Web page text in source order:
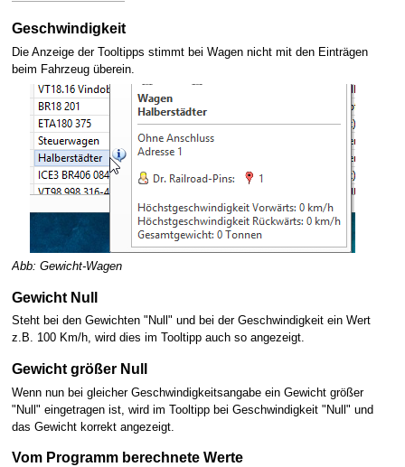
Geschwindigkeit
Die Anzeige der Tooltipps stimmt bei Wagen nicht mit den Einträgen
beim Fahrzeug überein.
Abb: Gewicht-Wagen
Gewicht Null
Steht bei den Gewichten "Null" und bei der Geschwindigkeit ein Wert
z.B. 100 Km/h, wird dies im Tooltipp auch so angezeigt.
Gewicht größer Null
Wenn nun bei gleicher Geschwindigkeitsangabe ein Gewicht größer
"Null" eingetragen ist, wird im Tooltipp bei Geschwindigkeit "Null" und
das Gewicht korrekt angezeigt.
Vom Programm berechnete Werte